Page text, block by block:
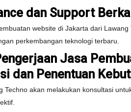
dan Support
website di Jakarta dari
perkembangan teknologi terbaru.
Jasa
dan Penentuan
Techno akan melakukan konsultasi